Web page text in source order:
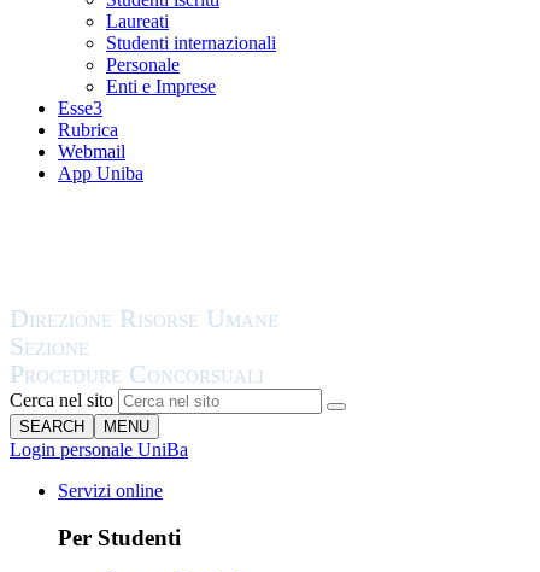
Laureati
Studenti internazionali
Personale
Enti e Imprese
Esse3
Rubrica
Webmail
App Uniba
Cerca nel sito
SEARCH MENU
Login personale UniBa
Servizi online
Per Studenti